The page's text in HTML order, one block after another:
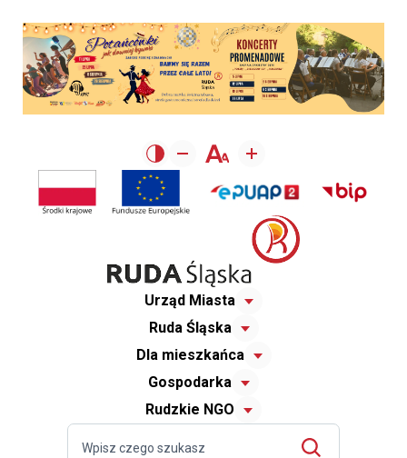
Urząd Miasta
Ruda Śląska
Dla mieszkańca
Gospodarka
Rudzkie NGO